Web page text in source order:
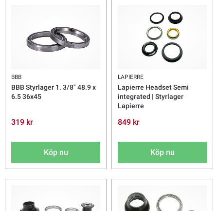
BBB
BBB Styrlager 1. 3/8" 48.9 x
6.5 36x45
319 kr
Köp nu
LAPIERRE
Lapierre Headset Semi
integrated | Styrlager
Lapierre
849 kr
Köp nu